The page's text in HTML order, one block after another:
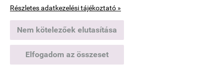
Részletes adatkezelési tájékoztató »
Nem kötelezőek elutasítása
Elfogadom az összeset
Webáruház készítés a StartÜzlettel.